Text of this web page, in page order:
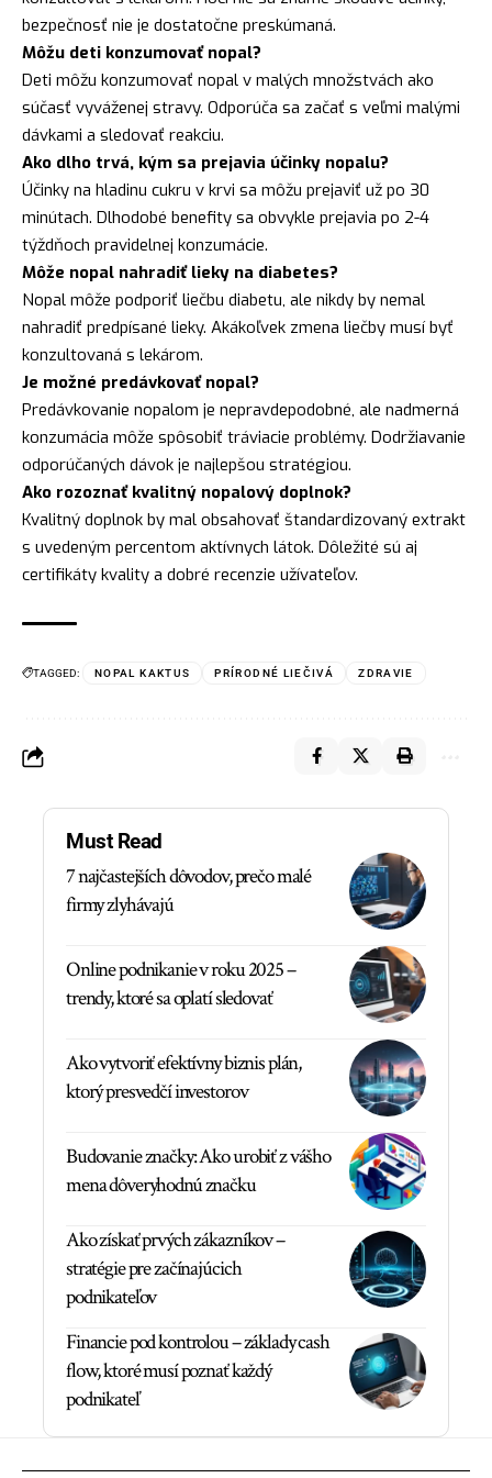
bezpečnosť nie je dostatočne preskúmaná.
Môžu deti konzumovať nopal?
Deti môžu konzumovať nopal v malých množstvách ako
súčasť vyváženej stravy. Odporúča sa začať s veľmi malými
dávkami a sledovať reakciu.
Ako dlho trvá, kým sa prejavia účinky nopalu?
Účinky na hladinu cukru v krvi sa môžu prejaviť už po 30
minútach. Dlhodobé benefity sa obvykle prejavia po 2-4
týždňoch pravidelnej konzumácie.
Môže nopal nahradiť lieky na diabetes?
Nopal môže podporiť liečbu diabetu, ale nikdy by nemal
nahradiť predpísané lieky. Akákoľvek zmena liečby musí byť
konzultovaná s lekárom.
Je možné predávkovať nopal?
Predávkovanie nopalom je nepravdepodobné, ale nadmerná
konzumácia môže spôsobiť tráviacie problémy. Dodržiavanie
odporúčaných dávok je najlepšou stratégiou.
Ako rozoznať kvalitný nopalový doplnok?
Kvalitný doplnok by mal obsahovať štandardizovaný extrakt
s uvedeným percentom aktívnych látok. Dôležité sú aj
certifikáty kvality a dobré recenzie užívateľov.
TAGGED: NOPAL KAKTUS PRÍRODNÉ LIEČIVÁ ZDRAVIE
Must Read
7 najčastejších dôvodov, prečo malé
firmy zlyhávajú
Online podnikanie v roku 2025 –
trendy, ktoré sa oplatí sledovať
Ako vytvoriť efektívny biznis plán,
ktorý presvedčí investorov
Budovanie značky: Ako urobiť z vášho
mena dôveryhodnú značku
Ako získať prvých zákazníkov –
stratégie pre začínajúcich
podnikateľov
Financie pod kontrolou – základy cash
flow, ktoré musí poznať každý
podnikateľ